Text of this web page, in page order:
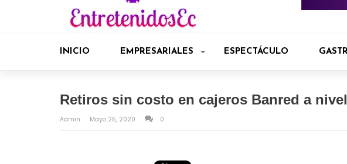
INICIO EMPRESARIALES ESPECTÁCULO
Retiros sin costo en cajeros Banred a
Admin Mayo 25, 2020 0